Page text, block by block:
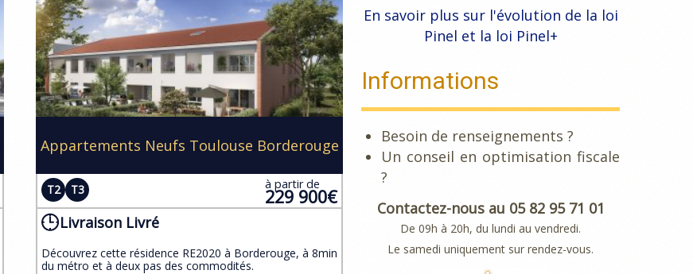
Appartements Neufs Toulouse Borderouge
T2 T3 à partir de
229 900€
Livraison Livré
​Découvrez cette résidence RE2020 à Borderouge, à 8min
du métro et à deux pas des commodités.
En savoir plus sur l'évolution de la loi
Pinel et la loi Pinel+
Informations
Besoin de renseignements ?
Un conseil en optimisation fiscale
?
Contactez-nous au 05 82 95 71 01
De 09h à 20h, du lundi au vendredi.
Le samedi uniquement sur rendez-vous.